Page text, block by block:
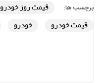
برچسب ها: قیمت روز خودرو
قیمت خودرو
خودرو